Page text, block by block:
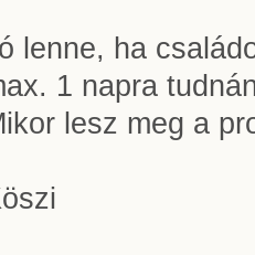
lenne, ha
1 napra
lesz meg a